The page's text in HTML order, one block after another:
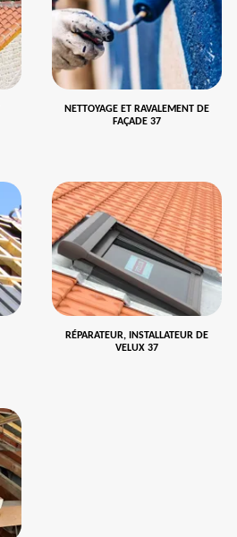
NETTOYAGE ET RAVALEMENT DE
FAÇADE 37
RÉPARATEUR, INSTALLATEUR DE
VELUX 37